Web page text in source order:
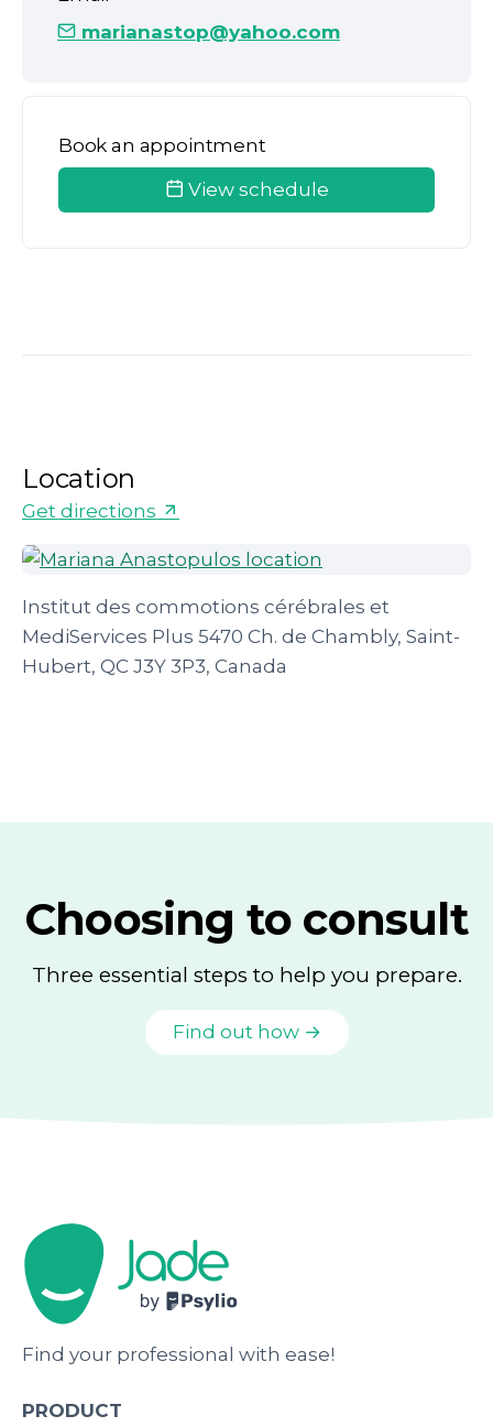
marianastop@yahoo.com
Book an appointment
View schedule
Location
Get directions
Institut des commotions cérébrales et
MediServices Plus 5470 Ch. de Chambly, Saint-
Hubert, QC J3Y 3P3, Canada
Choosing to consult
Three essential steps to help you prepare.
Find out how →
Find your professional with ease!
PRODUCT